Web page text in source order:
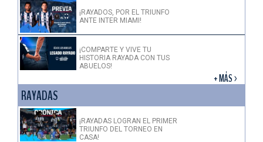
¡RAYADOS, POR EL TRIUNFO
ANTE INTER MIAMI!
¡COMPARTE Y VIVE TU
HISTORIA RAYADA CON TUS
ABUELOS!
+ MÁS >
RAYADAS
¡RAYADAS LOGRAN EL PRIMER
TRIUNFO DEL TORNEO EN
CASA!